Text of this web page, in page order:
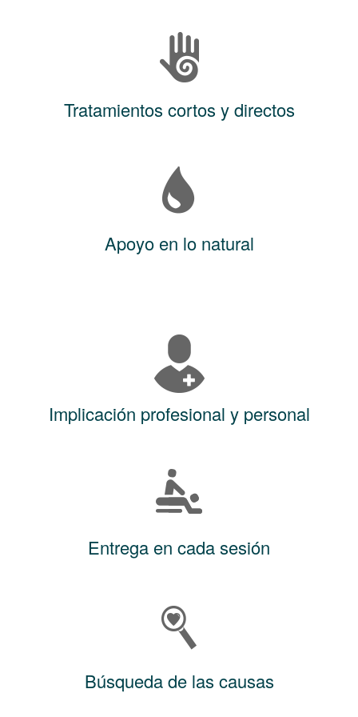
Tratamientos cortos y directos
Apoyo en lo natural
Implicación profesional y personal
Entrega en cada sesión
Búsqueda de las causas